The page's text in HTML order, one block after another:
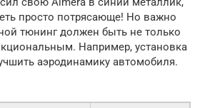
просто потрясающе! Но важно
тюнинг должен быть не только
Например, установка
аэродинамику автомобиля.